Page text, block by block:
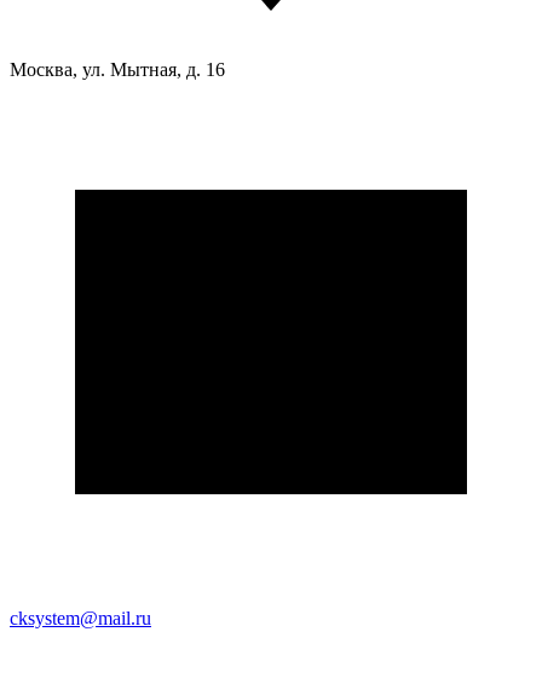
Москва, ул. Мытная, д. 16
cksystem@mail.ru